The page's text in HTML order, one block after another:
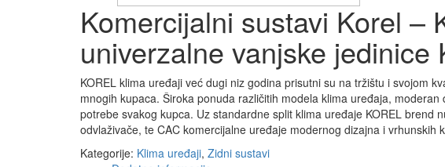
Komercijalni sustavi Korel –
univerzalne vanjske jedinice
KOREL klima uređaji već dugi niz godina prisutni su na tržištu i svojom
mnogih kupaca. Široka ponuda različitih modela klima uređaja,
potrebe svakog kupca. Uz standardne split klima uređaje KOREL brend
odvlaživače, te CAC komercijalne uređaje modernog dizajna i vrhunskih
Kategorije: Klima uređaji, Zidni sustavi